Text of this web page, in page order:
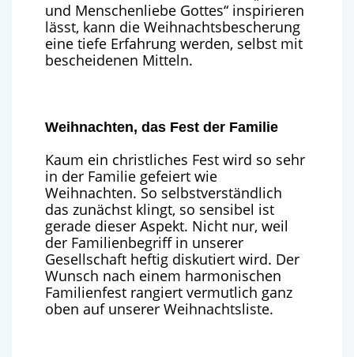
und Menschenliebe Gottes“ inspirieren
lässt, kann die Weihnachtsbescherung
eine tiefe Erfahrung werden, selbst mit
bescheidenen Mitteln.
Weihnachten, das Fest der Familie
Kaum ein christliches Fest wird so sehr
in der Familie gefeiert wie
Weihnachten. So selbstverständlich
das zunächst klingt, so sensibel ist
gerade dieser Aspekt. Nicht nur, weil
der Familienbegriff in unserer
Gesellschaft heftig diskutiert wird. Der
Wunsch nach einem harmonischen
Familienfest rangiert vermutlich ganz
oben auf unserer Weihnachtsliste.